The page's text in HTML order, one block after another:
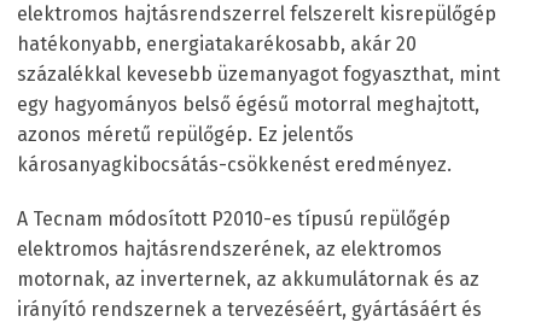
elektromos hajtásrendszerrel felszerelt kisrepülőgép
hatékonyabb, energiatakarékosabb, akár 20
százalékkal kevesebb üzemanyagot fogyaszthat, mint
egy hagyományos belső égésű motorral meghajtott,
azonos méretű repülőgép. Ez jelentős
károsanyagkibocsátás-csökkenést eredményez.
A Tecnam módosított P2010-es típusú repülőgép
elektromos hajtásrendszerének, az elektromos
motornak, az inverternek, az akkumulátornak és az
irányító rendszernek a tervezéséért, gyártásáért és